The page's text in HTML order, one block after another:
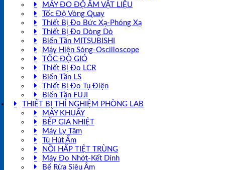
MÁY ĐO ĐỘ ẨM VẬT LIỆU
Tốc Độ Vòng Quay
Thiết Bị Đo Bức Xạ-Phóng Xạ
Thiết Bị Đo Dòng Dò
Biến Tần MITSUBISHI
Máy Hiện Sóng-Oscilloscope
TỐC ĐỘ GIÓ
Thiết Bị Đo LCR
Biến Tần LS
Thiết Bị Đo Tụ Điện
Biến Tần FUJI
THIẾT BỊ THÍ NGHIỆM PHÒNG LAB
MÁY KHUẤY
BẾP GIA NHIỆT
Máy Ly Tâm
Tủ Hút Ẩm
NỒI HẤP TIỆT TRÙNG
Máy Đo Nhớt-Kết Dính
Bể Rửa Siêu Âm